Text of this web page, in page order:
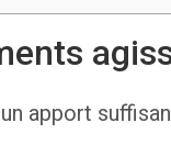
apport